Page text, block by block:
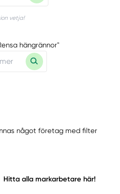
vetja!
hängrännor"
något företag med filter
Hitta alla markarbetare här!